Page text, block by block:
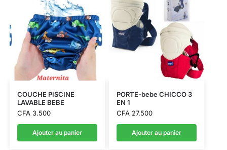
COUCHE PISCINE
LAVABLE BEBE
CFA3.500
Ajouter au panier
PORTE-bebe CHICCO 3
EN 1
CFA27.500
Ajouter au panier